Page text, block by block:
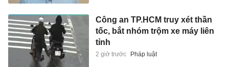
Công an TP.HCM truy xét thần
tốc, bắt nhóm trộm xe máy liên
tỉnh
2 giờ trước Pháp luật